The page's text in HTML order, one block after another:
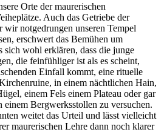
Orte der maurerischen
Auch das Getriebe der
notgedrungen unseren Tempel
erschwert das Bemühen um
sich wohl erklären, dass die junge
die feinfühliger ist als es scheint,
Einfall kommt, eine rituelle
in einem nächtlichen Hain,
einem Fels einem Plateau oder gar
einem Bergwerksstollen zu versuchen.
weitet das Urteil und lässt vielleicht
maurerischen Lehre dann noch klarer